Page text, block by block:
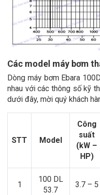
Các model máy bơm
Dòng máy bơm Ebara
nhau với các thông số kỹ
dưới đây, mời quý khách
STT Model
Công
suất
(kW –
HP)
1
100 DL
53.7
3.7 – 5